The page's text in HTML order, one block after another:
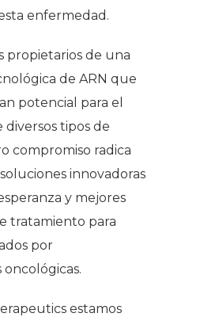
enfermedad.
propietarios de una
de ARN que
potencial para el
tipos de
compromiso radica
innovadoras
y mejores
tratamiento para
por
estamos